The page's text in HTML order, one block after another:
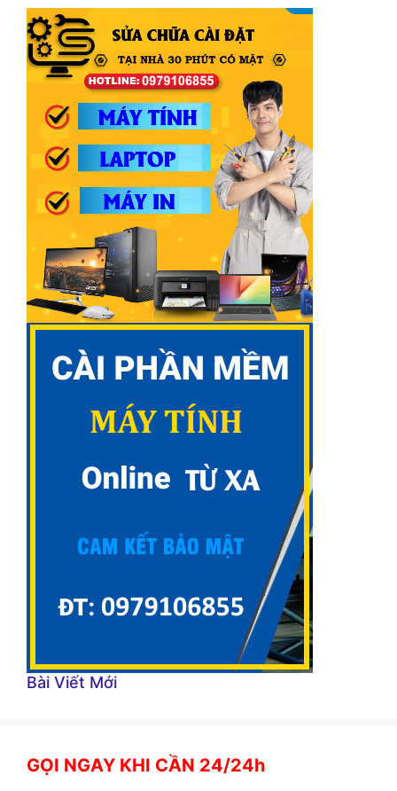
Bài Viết Mới
GỌI NGAY KHI CẦN 24/24h